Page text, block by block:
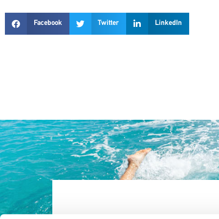
Facebook Twitter LinkedIn